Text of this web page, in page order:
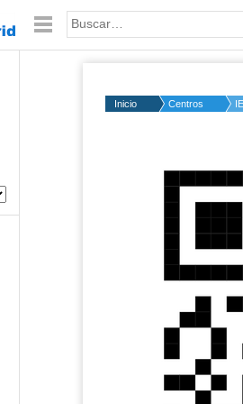
Palabra o frase:
Inicio Centros